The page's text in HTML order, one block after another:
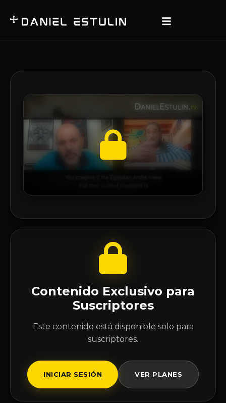
Contenido Exclusivo para
Suscriptores
Este contenido está disponible solo para
suscriptores.
INICIAR SESIÓN VER PLANES